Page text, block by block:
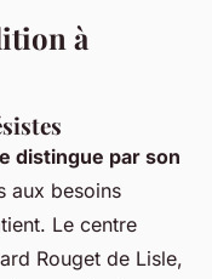
à
distingue par son
aux besoins
Le centre
Rouget de Lisle,